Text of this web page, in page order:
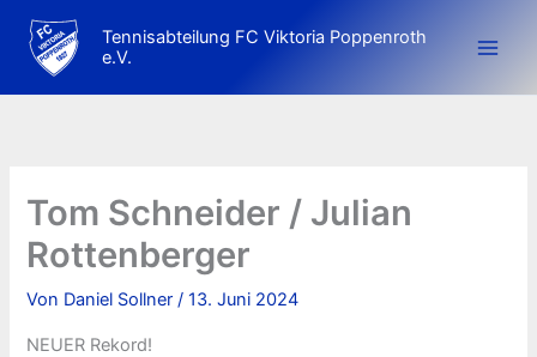
Inhalt
springen
Tennisabteilung FC Viktoria Poppenroth
e.V.
Tom Schneider / Julian
Rottenberger
Von Daniel Sollner/13. Juni 2024
NEUER Rekord!